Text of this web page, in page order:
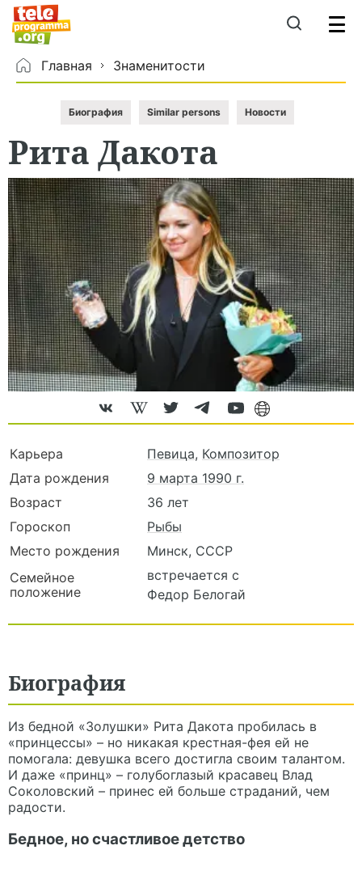
Главная Знаменитости
Биография Similar persons Новости
РитаДакота
Карьера Певица, Композитор
Дата рождения
9 марта 1990 г.
Возраст
36 лет
Гороскоп
Рыбы
Место рождения
Минск, СССР
Семейное
положение
встречается с
Федор Белогай
Биография
Из бедной «Золушки» Рита Дакота пробилась в
«принцессы» – но никакая крестная-фея ей не
помогала: девушка всего достигла своим талантом.
И даже «принц» – голубоглазый красавец Влад
Соколовский – принес ей больше страданий, чем
радости.
Бедное, но счастливое детство